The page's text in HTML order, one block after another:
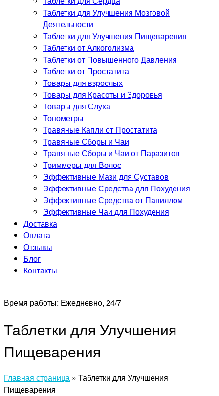
Таблетки для Улучшения Мозговой
Деятельности
Таблетки для Улучшения Пищеварения
Таблетки от Алкоголизма
Таблетки от Повышенного Давления
Таблетки от Простатита
Товары для взрослых
Товары для Красоты и Здоровья
Товары для Слуха
Тонометры
Травяные Капли от Простатита
Травяные Сборы и Чаи
Травяные Сборы и Чаи от Паразитов
Триммеры для Волос
Эффективные Мази для Суставов
Эффективные Средства для Похудения
Эффективные Средства от Папиллом
Эффективные Чаи для Похудения
Доставка
Оплата
Отзывы
Блог
Контакты
Время работы: Ежедневно, 24/7
Таблетки для Улучшения
Пищеварения
Главная страница » Таблетки для Улучшения
Пищеварения